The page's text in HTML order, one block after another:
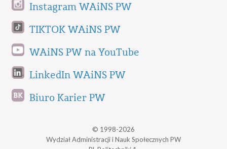
Instagram WAiNS PW
TIKTOK WAiNS PW
WAiNS PW na YouTube
LinkedIn WAiNS PW
Biuro Karier PW
© 1998-2026
Wydział Administracji i Nauk Społecznych PW